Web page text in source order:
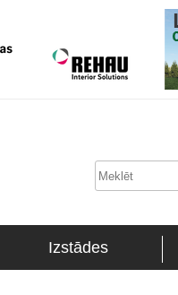
Izstādes